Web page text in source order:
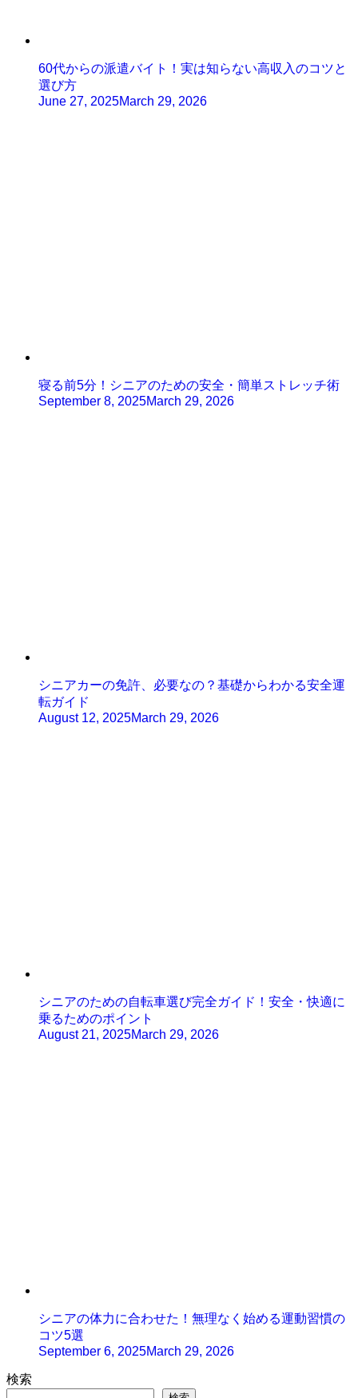
60代からの派遣バイト！実は知らない高収入のコツと
選び方
June 27, 2025March 29, 2026
寝る前5分！シニアのための安全・簡単ストレッチ術
September 8, 2025March 29, 2026
シニアカーの免許、必要なの？基礎からわかる安全運
転ガイド
August 12, 2025March 29, 2026
シニアのための自転車選び完全ガイド！安全・快適に
乗るためのポイント
August 21, 2025March 29, 2026
シニアの体力に合わせた！無理なく始める運動習慣の
コツ5選
September 6, 2025March 29, 2026
検索